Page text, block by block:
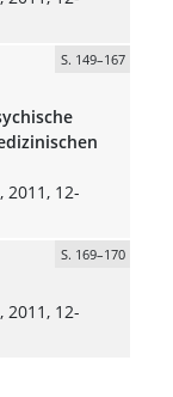
S. 149–167
12-
S. 169–170
12-